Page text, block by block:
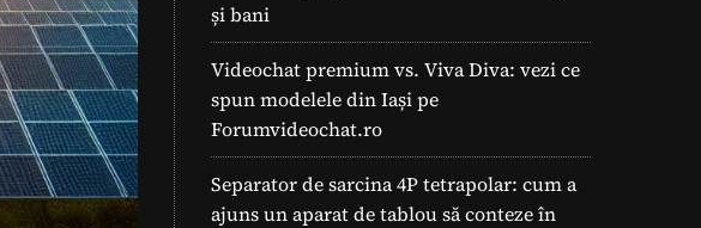
și bani
Videochat premium vs. Viva Diva: vezi ce
spun modelele din Iași pe
Forumvideochat.ro
Separator de sarcina 4P tetrapolar: cum a
ajuns un aparat de tablou să conteze în